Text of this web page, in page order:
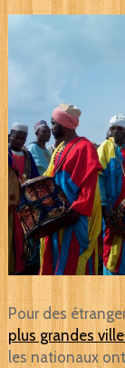
Pour des
plus grandes
les nationaux